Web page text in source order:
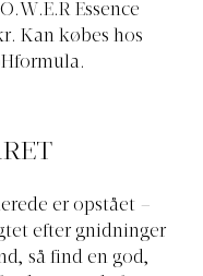
Essence
Kan købes hos
er opstået –
efter gnidninger
så find en god,